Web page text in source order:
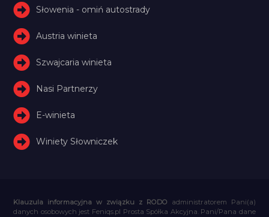
Słowenia - omiń autostrady
Austria winieta
Szwajcaria winieta
Nasi Partnerzy
E-winieta
Winiety Słowniczek
Klauzula informacyjna w związku z RODO administratorem Pani(a)
danych osobowych jest Feniqs.pl Prosta Spółka Akcyjna. Pani/Pana dane